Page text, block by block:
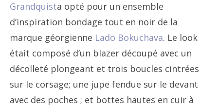
Grandquista opté pour un ensemble
d’inspiration bondage tout en noir de la
marque géorgienne Lado Bokuchava. Le look
était composé d’un blazer découpé avec un
décolleté plongeant et trois boucles cintrées
sur le corsage; une jupe fendue sur le devant
avec des poches ; et bottes hautes en cuir à